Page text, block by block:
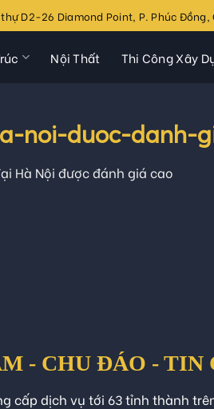
D2-26 Diamond Point, P. Phúc Đồng,
Nội Thất Thi Công Xây
noi-duoc-danh-
Hà Nội được đánh giá cao
- CHU ĐÁO - TIN
cấp dịch vụ tới 63 tỉnh thành